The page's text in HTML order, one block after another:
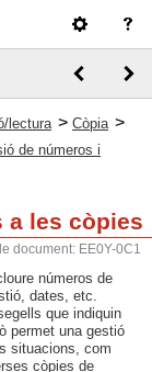
lectura > Còpia >
de números i
a les còpies
document: EE0Y-0C1
números de
dates, etc.
que indiquin
permet una gestió
situacions, com
còpies de